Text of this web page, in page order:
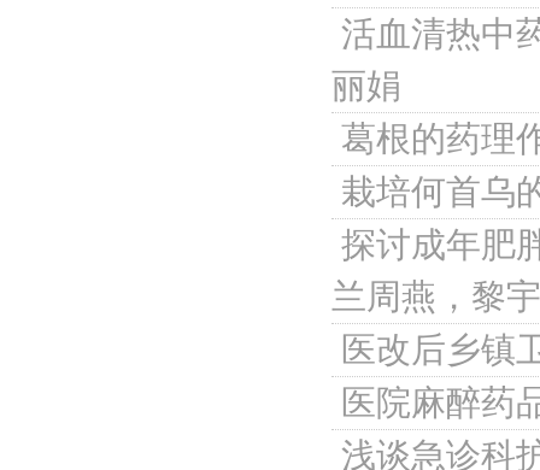
活血清热中
丽娟
葛根的药理
栽培何首乌
探讨成年肥
兰周燕，黎宇
医改后乡镇
医院麻醉药
浅谈急诊科